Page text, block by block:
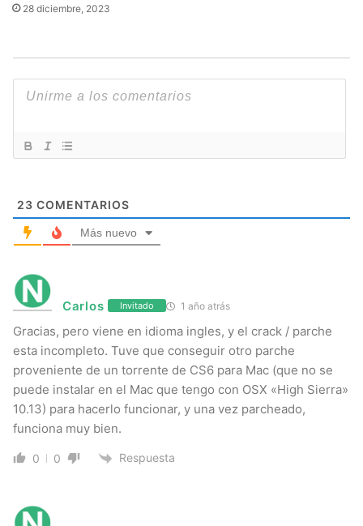
28 diciembre, 2023
23 COMENTARIOS
Más nuevo
Carlos Invitado 1 año atrás
Gracias, pero viene en idioma ingles, y el crack / parche
esta incompleto. Tuve que conseguir otro parche
proveniente de un torrente de CS6 para Mac (que no se
puede instalar en el Mac que tengo con OSX «High Sierra»
10.13) para hacerlo funcionar, y una vez parcheado,
funciona muy bien.
0 0 Respuesta